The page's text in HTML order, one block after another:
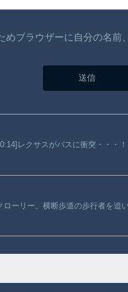
めブラウザーに自分の名
レクサスがバスに衝突・・・
ローリー、横断歩道の歩行者を追